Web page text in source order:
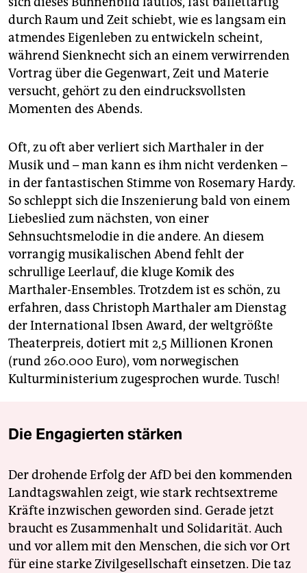
durch Raum und Zeit schiebt, wie es langsam ein
atmendes Eigenleben zu entwickeln scheint,
während Sienknecht sich an einem verwirrenden
Vortrag über die Gegenwart, Zeit und Materie
versucht, gehört zu den eindrucksvollsten
Momenten des Abends.
Oft, zu oft aber verliert sich Marthaler in der
Musik und – man kann es ihm nicht verdenken –
in der fantastischen Stimme von Rosemary Hardy.
So schleppt sich die Inszenierung bald von einem
Liebeslied zum nächsten, von einer
Sehnsuchtsmelodie in die andere. An diesem
vorrangig musikalischen Abend fehlt der
schrullige Leerlauf, die kluge Komik des
Marthaler-Ensembles. Trotzdem ist es schön, zu
erfahren, dass Christoph Mar­thaler am Dienstag
der International Ibsen Award, der weltgrößte
Theaterpreis, dotiert mit 2,5 Millionen Kronen
(rund 260.000 Euro), vom norwegischen
Kulturministerium zugesprochen wurde. Tusch!
Die Engagierten stärken
Der drohende Erfolg der AfD bei den kommenden
Landtagswahlen zeigt, wie stark rechtsextreme
Kräfte inzwischen geworden sind. Gerade jetzt
braucht es Zusammenhalt und Solidarität. Auch
und vor allem mit den Menschen, die sich vor Ort
für eine starke Zivilgesellschaft einsetzen. Die taz